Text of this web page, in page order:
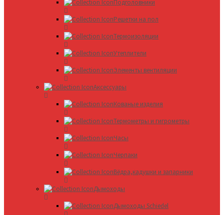
Подголовники
Решетки на пол
Термоизоляции
Утеплители
Элементы вентиляции
Аксессуары
Кованые изделия
Термометры и гигрометры
Часы
Черпаки
Вёдра,кадушки и запарники
Дымоходы
Дымоходы Schiedel